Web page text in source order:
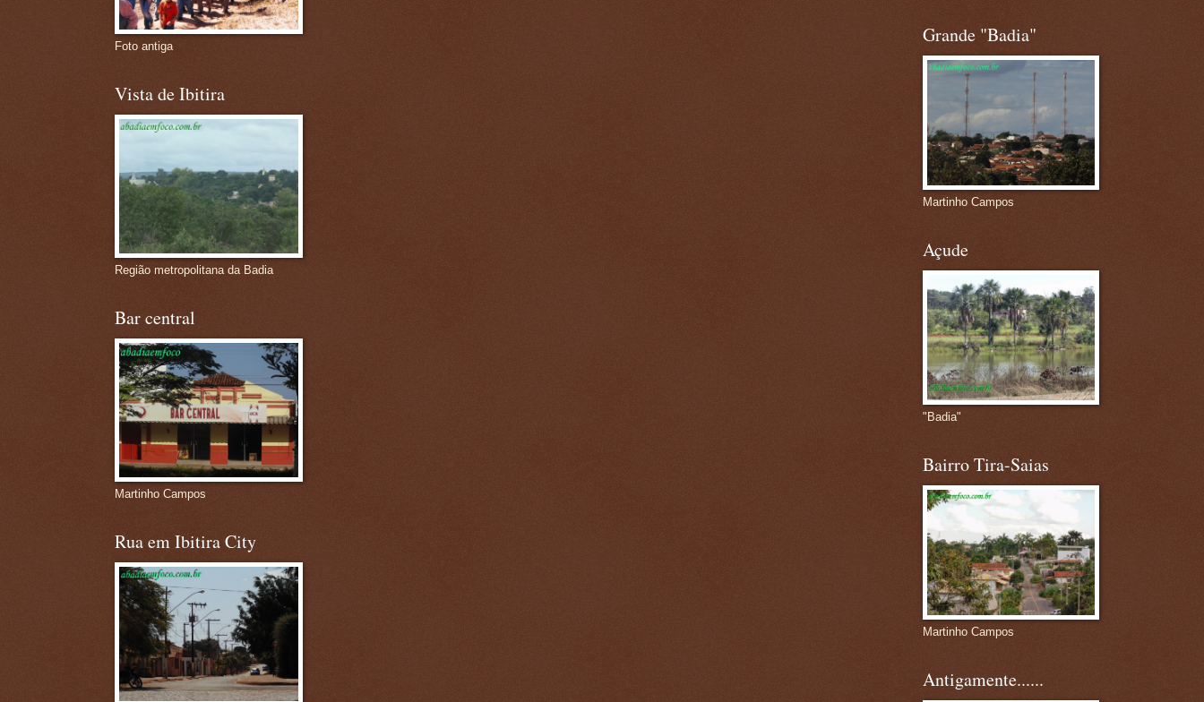
Foto antiga
Vista de Ibitira
Região metropolitana da Badia
Bar central
Martinho Campos
Rua em Ibitira City
Grande "Badia"
Martinho Campos
Açude
"Badia"
Bairro Tira-Saias
Martinho Campos
Antigamente......